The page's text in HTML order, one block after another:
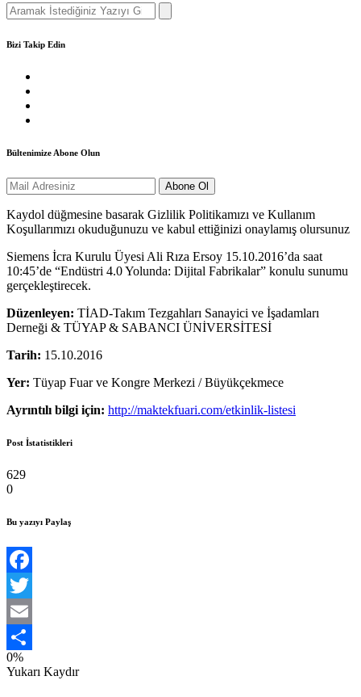
Search
for:
Bizi Takip Edin
Bültenimize Abone Olun
Kaydol düğmesine basarak Gizlilik Politikamızı ve Kullanım
Koşullarımızı okuduğunuzu ve kabul ettiğinizi onaylamış olursunuz
Siemens İcra Kurulu Üyesi Ali Rıza Ersoy 15.10.2016’da saat
10:45’de “Endüstri 4.0 Yolunda: Dijital Fabrikalar” konulu sunumu
gerçekleştirecek.
Düzenleyen: TİAD-Takım Tezgahları Sanayici ve İşadamları
Derneği & TÜYAP & SABANCI ÜNİVERSİTESİ
Tarih: 15.10.2016
Yer: Tüyap Fuar ve Kongre Merkezi / Büyükçekmece
Ayrıntılı bilgi için: http://maktekfuari.com/etkinlik-listesi
Post İstatistikleri
629
0
Bu yazıyı Paylaş
Facebook
Twitter
Email
Share
0%
Yukarı Kaydır